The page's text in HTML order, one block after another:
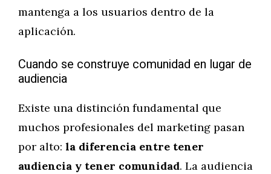
mantenga a los usuarios dentro de la
aplicación.
Cuando se construye comunidad en lugar de
audiencia
Existe una distinción fundamental que
muchos profesionales del marketing pasan
por alto: la diferencia entre tener
audiencia y tener comunidad. La audiencia